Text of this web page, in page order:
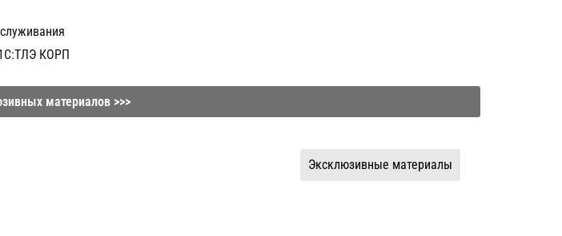
1С:ТЛЭ КОРП
материалов >>>
Эксклюзивные материалы